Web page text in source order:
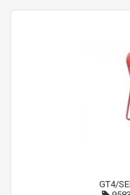
GT4/